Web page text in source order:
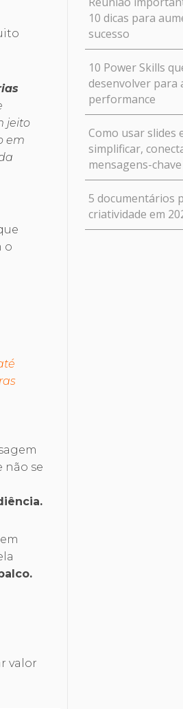
jeito
em
o
não se
valor
10 dicas para
sucesso
10 Power Skills
desenvolver para
performance
Como usar slides
simplificar,
mensagens-chave
5 documentários
criatividade em